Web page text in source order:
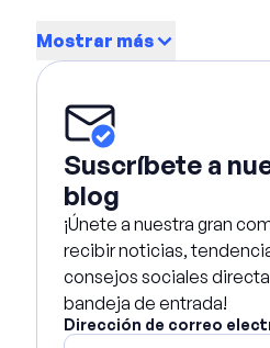
Mostrar más
Suscríbete a
blog
¡Únete a nuestra gran
recibir noticias,
consejos sociales
bandeja de entrada!
Dirección de correo